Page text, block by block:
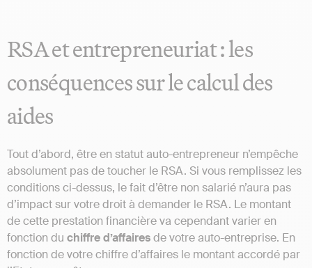
RSA et entrepreneuriat : les
conséquences sur le calcul des
aides
Tout d’abord, être en statut auto-entrepreneur n’empêche
absolument pas de toucher le RSA. Si vous remplissez les
conditions ci-dessus, le fait d’être non salarié n’aura pas
d’impact sur votre droit à demander le RSA. Le montant
de cette prestation financière va cependant varier en
fonction du chiffre d’affairesde votre auto-entreprise. En
fonction de votre chiffre d’affaires le montant accordé par